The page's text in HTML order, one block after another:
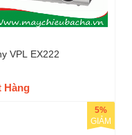
VPL EX222
Hàng
5%
GIẢM